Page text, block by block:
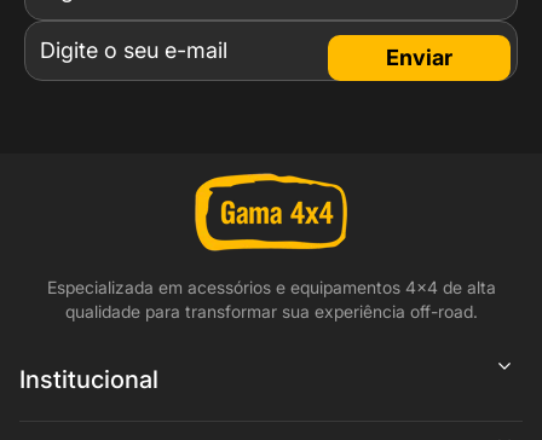
Enviar
Especializada em acessórios e equipamentos 4x4 de alta
qualidade para transformar sua experiência off-road.
Institucional